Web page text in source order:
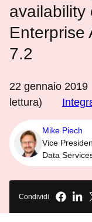
availability
Enterprise
7.2
22 gennaio 2019
lettura)
Mike Piech
Vice
Data
Condividi